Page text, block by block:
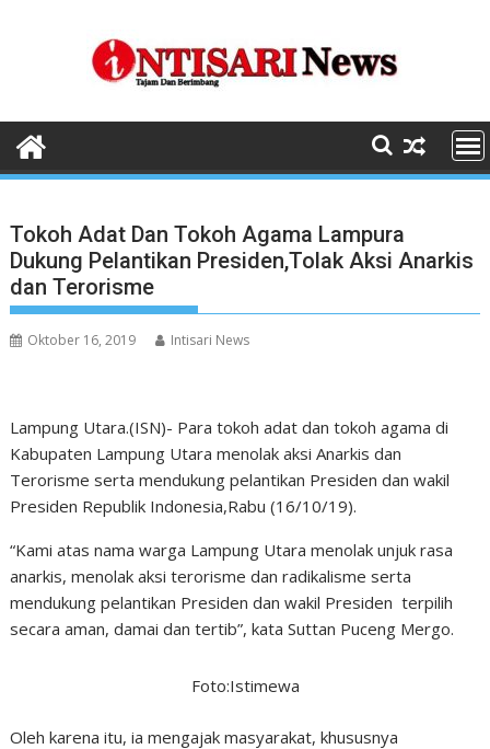
Tokoh Adat Dan Tokoh Agama Lampura
Dukung Pelantikan Presiden,Tolak Aksi Anarkis
dan Terorisme
Oktober 16, 2019 Intisari News
Lampung Utara.(ISN)- Para tokoh adat dan tokoh agama di
Kabupaten Lampung Utara menolak aksi Anarkis dan
Terorisme serta mendukung pelantikan Presiden dan wakil
Presiden Republik Indonesia,Rabu (16/10/19).
“Kami atas nama warga Lampung Utara menolak unjuk rasa
anarkis, menolak aksi terorisme dan radikalisme serta
mendukung pelantikan Presiden dan wakil Presiden terpilih
secara aman, damai dan tertib”, kata Suttan Puceng Mergo.
Foto:Istimewa
Oleh karena itu, ia mengajak masyarakat, khususnya